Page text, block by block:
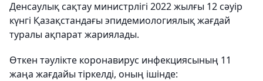
Денсаулық сақтау министрлігі 2022 жылғы 12 сәуір
күнгі Қазақстандағы эпидемиологиялық жағдай
туралы ақпарат жариялады.
Өткен тәулікте коронавирус инфекциясының 11
жаңа жағдайы тіркелді, оның ішінде: